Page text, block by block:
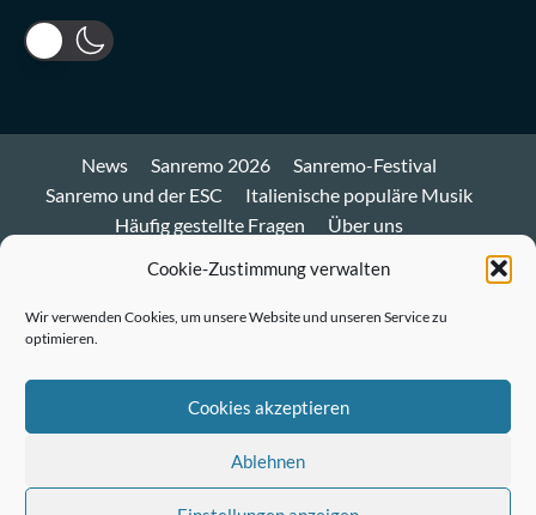
Cookie-Zustimmung verwalten
Wir verwenden Cookies, um unsere Website und unseren Service zu
optimieren.
Cookies akzeptieren
Ablehnen
News Sanremo 2026
Sanremo-Festival
Sanremo und der ESC
Italienische populäre Musik
Häufig gestellte Fragen
Über uns
Mastodon
Twitter
LinkedIn